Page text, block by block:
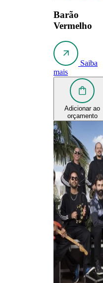
Barão
Vermelho
Saiba
mais
Adicionar ao
orçamento